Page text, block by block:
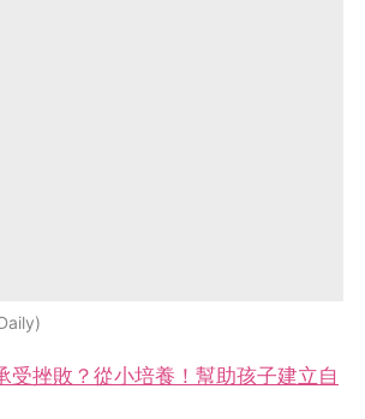
受挫敗？從小培養！幫助孩子建立自